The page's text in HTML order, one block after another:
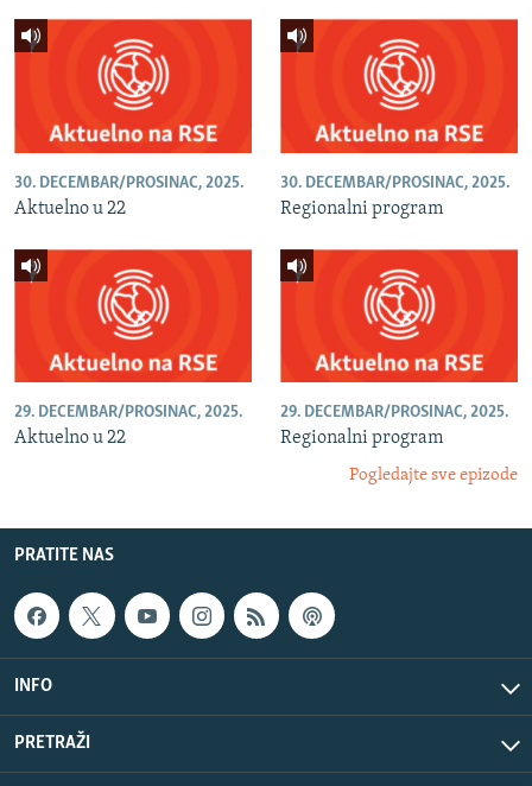
30. DECEMBAR/PROSINAC, 2025.
Aktuelno u 22
30. DECEMBAR/PROSINAC, 2025.
Regionalni program
29. DECEMBAR/PROSINAC, 2025.
Aktuelno u 22
29. DECEMBAR/PROSINAC, 2025.
Regionalni program
Pogledajte sve epizode
PRATITE NAS
INFO
PRETRAŽI